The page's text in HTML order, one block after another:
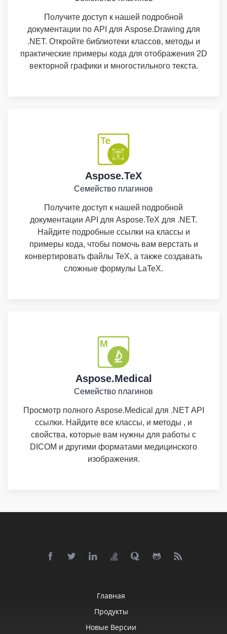
Получите доступ к нашей подробной
документации по API для Aspose.Drawing для
.NET. Откройте библиотеки классов, методы и
практические примеры кода для отображения 2D
векторной графики и многостильного текста.
Aspose.TeX
Семейство плагинов
Получите доступ к нашей подробной
документации API для Aspose.TeX для .NET.
Найдите подробные ссылки на классы и
примеры кода, чтобы помочь вам верстать и
конвертировать файлы TeX, а также создавать
сложные формулы LaTeX.
Aspose.Medical
Семейство плагинов
Просмотр полного Aspose.Medical для .NET API
ссылки. Найдите все классы, и методы , и
свойства, которые вам нужны для работы с
DICOM и другими форматами медицинского
изображения.
Главная
Продукты
Новые Версии